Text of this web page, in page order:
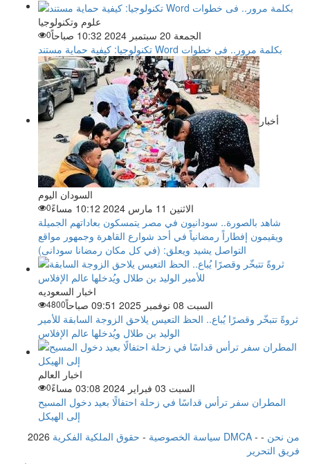
علوم وتكنولوجيا
الجمعة 20 سبتمبر 2024 10:32 صباحاً
0
تكنولوجيا: كيفية حماية مستند Word بكلمة مرور.. فى خطوات
أخبار
السودان اليوم
الاثنين 11 مارس 2024 10:12 مساءً
0
شاهد بالصورة.. سودانيون في مصر يتمسكون بعاداتهم الجميلة
ويقيمون إفطاراً رمضانياً في أحد شوارع القاهرة وجمهور مواقع
التواصل يشيد ويعلق: (في كل مكان رمضانا سودانى)
اخبار السعوديه
السبت 08 نوفمبر 2025 09:51 صباحاً
4800
ثروةً تتبخّر وقصرًا يُباع.. الحظ التعيس يلاحق الزوجة السابقة للأمير
الوليد بن طلال ويُدخلها عالم الإفلاس
اخبار العالم
السبت 03 فبراير 2024 03:08 مساءً
0
المطران سفر ترأس قداسًا في زحلة احتفالًا بعيد دخول المسيح
إلى الهيكل
2026
سياسة الخصوصية - حقوق الملكية الفكرية DMCA - من نحن -
فريق التحرير